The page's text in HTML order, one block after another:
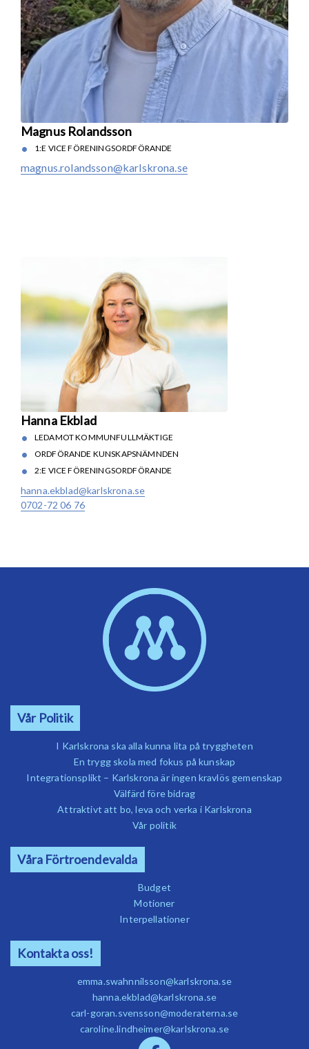
Magnus Rolandsson
1:E VICE FÖRENINGSORDFÖRANDE
magnus.rolandsson@karlskrona.se
Hanna Ekblad
LEDAMOT KOMMUNFULLMÄKTIGE
ORDFÖRANDE KUNSKAPSNÄMNDEN
2:E VICE FÖRENINGSORDFÖRANDE
hanna.ekblad@karlskrona.se
0702-72 06 76
Vår Politik
I Karlskrona ska alla kunna lita på tryggheten
En trygg skola med fokus på kunskap
Integrationsplikt – Karlskrona är ingen kravlös gemenskap
Välfärd före bidrag
Attraktivt att bo, leva och verka i Karlskrona
Vår politik
Våra Förtroendevalda
Budget
Motioner
Interpellationer
Kontakta oss!
emma.swahnnilsson@karlskrona.se
hanna.ekblad@karlskrona.se
carl-goran.svensson@moderaterna.se
caroline.lindheimer@karlskrona.se